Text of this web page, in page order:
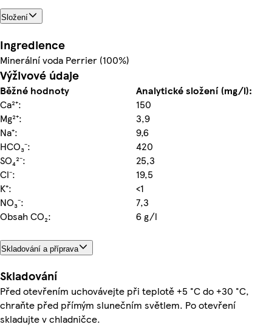
Složení
Ingredience
Minerální voda Perrier (100%)
Výživové údaje
Běžné hodnoty
Analytické složení (mg/l):
Ca²⁺:
150
Mg²⁺:
3,9
Na⁺:
9,6
HCO₃⁻:
420
SO₄²⁻:
25,3
Cl⁻:
19,5
K⁺:
<1
NO₃⁻:
7,3
Obsah CO₂:
6 g/l
Skladování a příprava
Skladování
Před otevřením uchovávejte při teplotě +5 °C do +30 °C,
chraňte před přímým slunečním světlem. Po otevření
skladujte v chladničce.